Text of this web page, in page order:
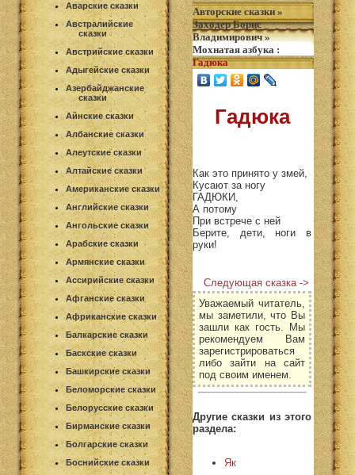
Аварские сказки
Австралийские
сказки
Австрийские сказки
Адыгейские сказки
Азербайджанские
сказки
Айнские сказки
Албанские сказки
Алеутские сказки
Алтайские сказки
Американские сказки
Английские сказки
Ангольские сказки
Арабские сказки
Армянские сказки
Ассирийские сказки
Афганские сказки
Африканские сказки
Балкарские сказки
Баскские сказки
Башкирские сказки
Беломорские сказки
Белорусские сказки
Бирманские сказки
Болгарские сказки
Боснийские сказки
Авторские сказки »
Заходер Борис
Владимирович»
Мохнатая азбука :
Гадюка
Гадюка
Как это принято у змей,
Кусают за ногу
ГАДЮКИ,
А потому
При встрече с ней
Берите, дети, ноги в
руки!
Следующая сказка ->
Уважаемый читатель,
мы заметили, что Вы
зашли как гость. Мы
рекомендуем Вам
зарегистрироваться
либо зайти на сайт
под своим именем.
Другие сказки из этого
раздела:
Як